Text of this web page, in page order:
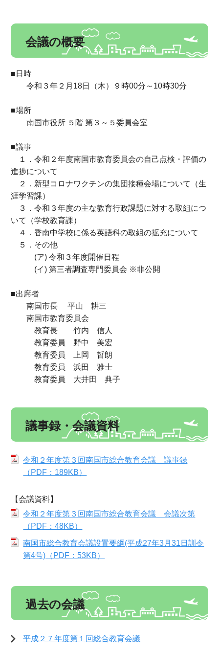
会議の概要
■日時
令和３年２月18日（木）９時00分～10時30分
■場所
南国市役所 ５階 第３～５委員会室
■議事
１．令和２年度南国市教育委員会の自己点検・評価の
進捗について
２．新型コロナワクチンの集団接種会場について（生
涯学習課）
３．令和３年度の主な教育行政課題に対する取組につ
いて（学校教育課）
４．香南中学校に係る英語科の取組の拡充について
５．その他
(ア) 令和３年度開催日程
(イ) 第三者調査専門委員会 ※非公開
■出席者
南国市長 平山 耕三
南国市教育委員会
教育長 竹内 信人
教育委員 野中 美宏
教育委員 上岡 哲朗
教育委員 浜田 雅士
教育委員 大井田 典子
議事録・会議資料
令和２年度第３回南国市総合教育会議 議事録
（PDF：189KB）
【会議資料】
令和２年度第３回南国市総合教育会議 会議次第
（PDF：48KB）
南国市総合教育会議設置要綱(平成27年3月31日訓令
第4号)（PDF：53KB）
過去の会議
平成２７年度第１回総合教育会議